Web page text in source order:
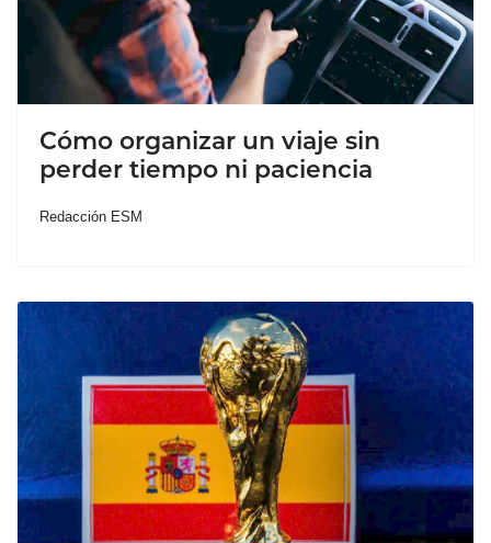
Cómo organizar un viaje sin
perder tiempo ni paciencia
Redacción ESM